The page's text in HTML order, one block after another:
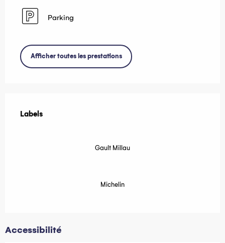
Parking
Afficher toutes les prestations
Labels
Labels
Gault Millau
Michelin
Accessibilité